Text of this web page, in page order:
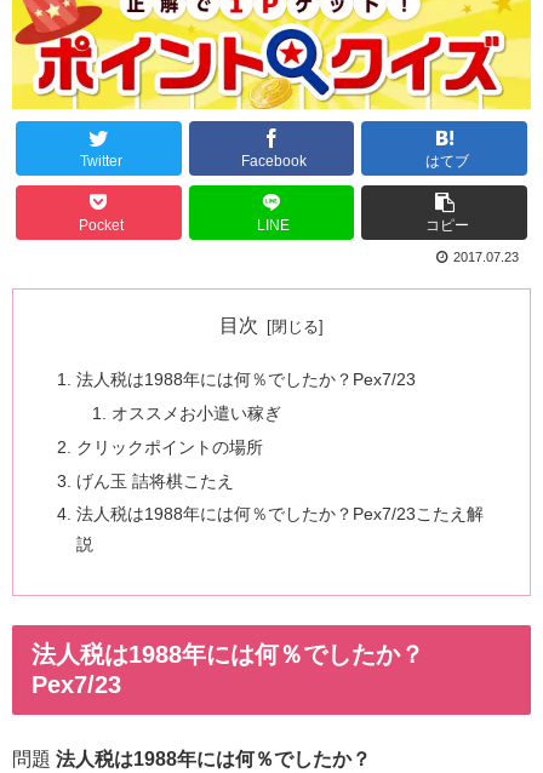
Twitter Facebook はてブ
Pocket LINE コピー
2017.07.23
目次
法人税は1988年には何％でしたか？Pex7/23
オススメお小遣い稼ぎ
クリックポイントの場所
げん玉 詰将棋こたえ
法人税は1988年には何％でしたか？Pex7/23こたえ解
説
法人税は1988年には何％でしたか？
Pex7/23
問題 法人税は1988年には何％でしたか？